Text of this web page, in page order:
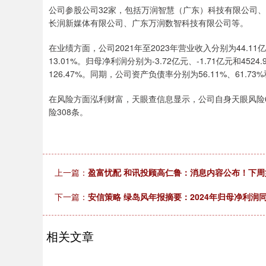
公司参股公司32家，包括万润智慧（广东）科技有限公司
长润新媒体有限公司、广东万润数智科技有限公司等。
在业绩方面，公司2021年至2023年营业收入分别为44.11
13.01%。归母净利润分别为-3.72亿元、-1.71亿元和
126.47%。同期，公司资产负债率分别为56.11%、
在风险方面泓利财富，天眼查信息显示，公司自身天眼风
险308条。
上一篇： 盈富忧配 和讯投顾高仁鲁：消息内容公布！下
下一篇： 安信策略 绿岛风年报摘要：2024年归母净利润
相关文章